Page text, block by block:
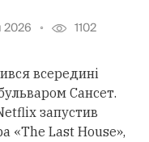
2026 1102
всередині
Сансет.
запустив
«The Last House»,